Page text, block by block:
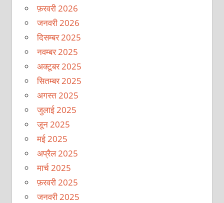
फ़रवरी 2026
जनवरी 2026
दिसम्बर 2025
नवम्बर 2025
अक्टूबर 2025
सितम्बर 2025
अगस्त 2025
जुलाई 2025
जून 2025
मई 2025
अप्रैल 2025
मार्च 2025
फ़रवरी 2025
जनवरी 2025